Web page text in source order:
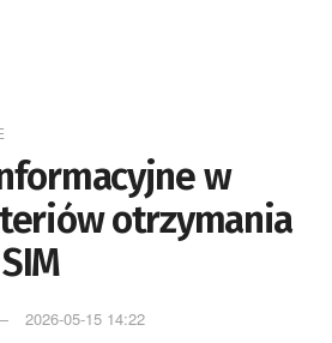
w
otrzymania
2026-05-15 14:22